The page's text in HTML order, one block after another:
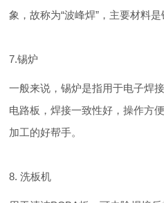
象，故称为“波峰焊”，主要材料是
7.锡炉
一般来说，锡炉是指用于电子焊
电路板，焊接一致性好，操作方
加工的好帮手。
8. 洗板机